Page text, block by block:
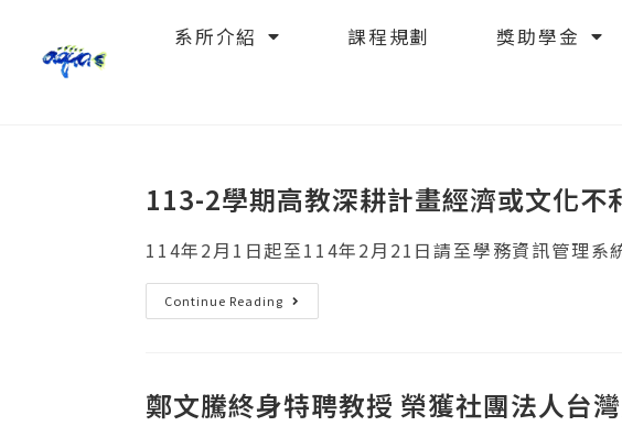
系所介紹 課程規劃 獎助學金
113-2學期高教深耕計畫經濟或文化不
114年2月1日起至114年2月21日請至學務資訊管理系
Continue Reading
鄭文騰終身特聘教授 榮獲社團法人台